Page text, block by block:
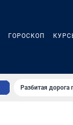
ГОРОСКОП
Разбитая дорога